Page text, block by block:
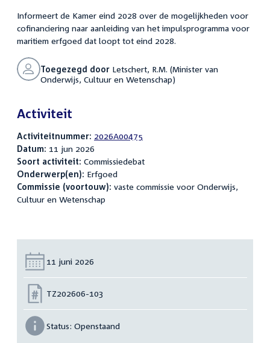
Informeert de Kamer eind 2028 over de mogelijkheden voor
cofinanciering naar aanleiding van het impulsprogramma voor
maritiem erfgoed dat loopt tot eind 2028.
Toegezegd doorLetschert, R.M. (Minister van
Onderwijs, Cultuur en Wetenschap)
Activiteit
Activiteitnummer: 2026A00475
Datum: 11 jun 2026
Soort activiteit: Commissiedebat
Onderwerp(en): Erfgoed
Commissie (voortouw): vaste commissie voor Onderwijs,
Cultuur en Wetenschap
Datum:
11 juni 2026
Nummer:
TZ202606-103
Status: Openstaand